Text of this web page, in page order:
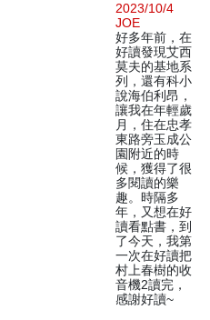
2023/10/4
JOE
好多年前，在
好讀發現艾西
莫夫的基地系
列，還有科小
說海伯利昂，
讓我在年輕歲
月，住在忠孝
東路旁玉成公
園附近的時
候，獲得了很
多閱讀的樂
趣。時隔多
年，又想在好
讀看點書，到
了今天，我第
一次在好讀把
村上春樹的收
音機2讀完，
感謝好讀~